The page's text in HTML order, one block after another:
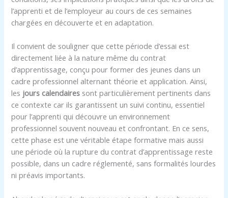
l’apprenti et de l’employeur au cours de ces semaines
chargées en découverte et en adaptation.
Il convient de souligner que cette période d’essai est
directement liée à la nature même du contrat
d’apprentissage, conçu pour former des jeunes dans un
cadre professionnel alternant théorie et application. Ainsi,
les jours calendaires sont particulièrement pertinents dans
ce contexte car ils garantissent un suivi continu, essentiel
pour l’apprenti qui découvre un environnement
professionnel souvent nouveau et confrontant. En ce sens,
cette phase est une véritable étape formative mais aussi
une période où la rupture du contrat d’apprentissage reste
possible, dans un cadre réglementé, sans formalités lourdes
ni préavis importants.